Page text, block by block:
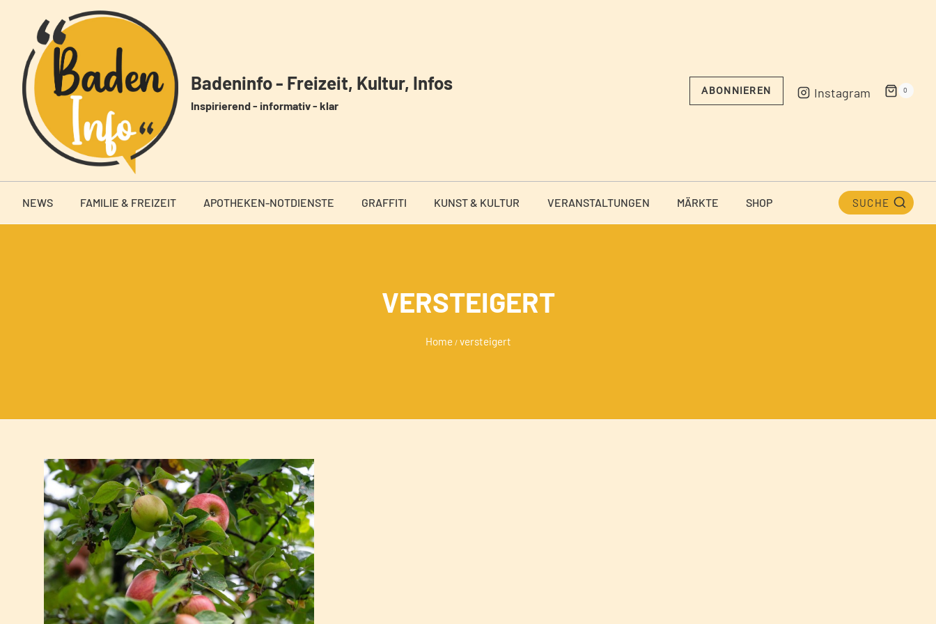
springen
Badeninfo - Freizeit, Kultur, Infos
Inspirierend - informativ - klar
ABONNIEREN Instagram 0
NEWS FAMILIE & FREIZEIT APOTHEKEN-NOTDIENSTE GRAFFITI KUNST & KULTUR VERANSTALTUNGEN MÄRKTE SHOP SUCHE
VERSTEIGERT
Home / versteigert